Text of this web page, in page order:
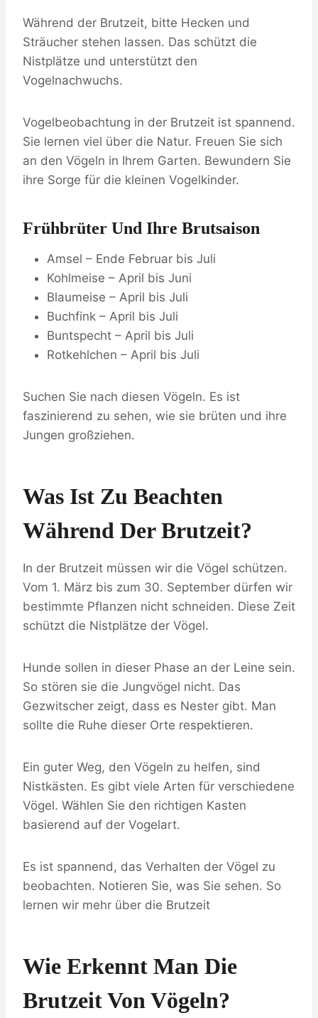
Während der Brutzeit, bitte Hecken und
Sträucher stehen lassen. Das schützt die
Nistplätze und unterstützt den
Vogelnachwuchs.
Vogelbeobachtung in der Brutzeit ist spannend.
Sie lernen viel über die Natur. Freuen Sie sich
an den Vögeln in Ihrem Garten. Bewundern Sie
ihre Sorge für die kleinen Vogelkinder.
Frühbrüter Und Ihre Brutsaison
Amsel – Ende Februar bis Juli
Kohlmeise – April bis Juni
Blaumeise – April bis Juli
Buchfink – April bis Juli
Buntspecht – April bis Juli
Rotkehlchen – April bis Juli
Suchen Sie nach diesen Vögeln. Es ist
faszinierend zu sehen, wie sie brüten und ihre
Jungen großziehen.
Was Ist Zu Beachten
Während Der Brutzeit?
In der Brutzeit müssen wir die Vögel schützen.
Vom 1. März bis zum 30. September dürfen wir
bestimmte Pflanzen nicht schneiden. Diese Zeit
schützt die Nistplätze der Vögel.
Hunde sollen in dieser Phase an der Leine sein.
So stören sie die Jungvögel nicht. Das
Gezwitscher zeigt, dass es Nester gibt. Man
sollte die Ruhe dieser Orte respektieren.
Ein guter Weg, den Vögeln zu helfen, sind
Nistkästen. Es gibt viele Arten für verschiedene
Vögel. Wählen Sie den richtigen Kasten
basierend auf der Vogelart.
Es ist spannend, das Verhalten der Vögel zu
beobachten. Notieren Sie, was Sie sehen. So
lernen wir mehr über die Brutzeit
Wie Erkennt Man Die
Brutzeit Von Vögeln?